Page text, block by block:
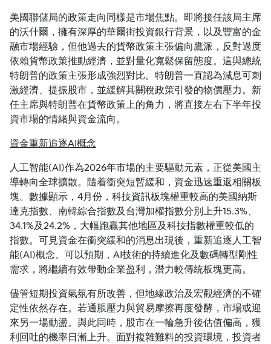
美國聯儲局的政策走向同樣是市場焦點。即將接任該局主席
的沃什爾，擁有深厚的華爾街投資銀行背景，以及豐富的金
融市場經驗，但他過去的貨幣政策主張偏向鷹派，反對過度
依賴貨幣政策推動經濟，並對量化寬鬆保留態度。這與總統
特朗普的政策主張形成強烈對比。特朗普一直認為減息可刺
激經濟、提振股市，並緩解其關稅政策引發的物價壓力。新
任主席與特朗普在貨幣政策上的角力，將直接左右下半年投
資市場的情緒與資金流向。
資金重新追逐AI概念
人工智能(AI)作為2026年市場的主要驅動元素，正從美國主
導轉向全球擴散。隨着衝突短暫緩和，資金迅速重返相關板
塊。數據顯示，4月份，科技資訊板塊權重較高的美國納斯
達克指數、南韓綜合指數及台灣加權指數分別上升15.3%、
34.1%及24.2%，大幅跑贏其他地區及科技指數權重較低的
指數。可見資金在衝突緩和的消息出現後，重新追逐人工智
能(AI)概念。可以預期，AI技術的持續進化及數碼轉型剛性
需求，將繼續有效帶動企業盈利，潛力較傳統板塊更高。
儘管短期投資氣氛有所改善，但地緣政治及宏觀經濟的不確
定性依然存在。若通脹壓力與貿易摩擦再度發酵，市場或迎
來另一場動盪。與此同時，股市在一輪急升後估值偏高，獲
利回吐的機率日漸上升。面對複雜難料的投資環境，投資者